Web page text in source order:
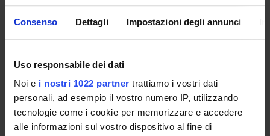
Consenso Dettagli Impostazioni degli annunci
Uso responsabile dei dati
Noi e i nostri 1022 partner trattiamo i vostri dati
personali, ad esempio il vostro numero IP, utilizzando
tecnologie come i cookie per memorizzare e accedere
alle informazioni sul vostro dispositivo al fine di
INCARICHI
ORGANIZZAZIONE
GOVERNANCE
COMMISSIONI